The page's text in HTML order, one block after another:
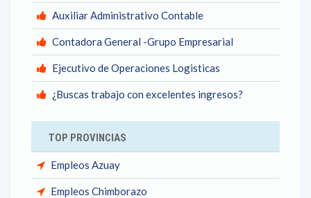
Auxiliar Administrativo Contable
Contadora General -Grupo Empresarial
Ejecutivo de Operaciones Logisticas
¿Buscas trabajo con excelentes ingresos?
TOP PROVINCIAS
Empleos Azuay
Empleos Chimborazo